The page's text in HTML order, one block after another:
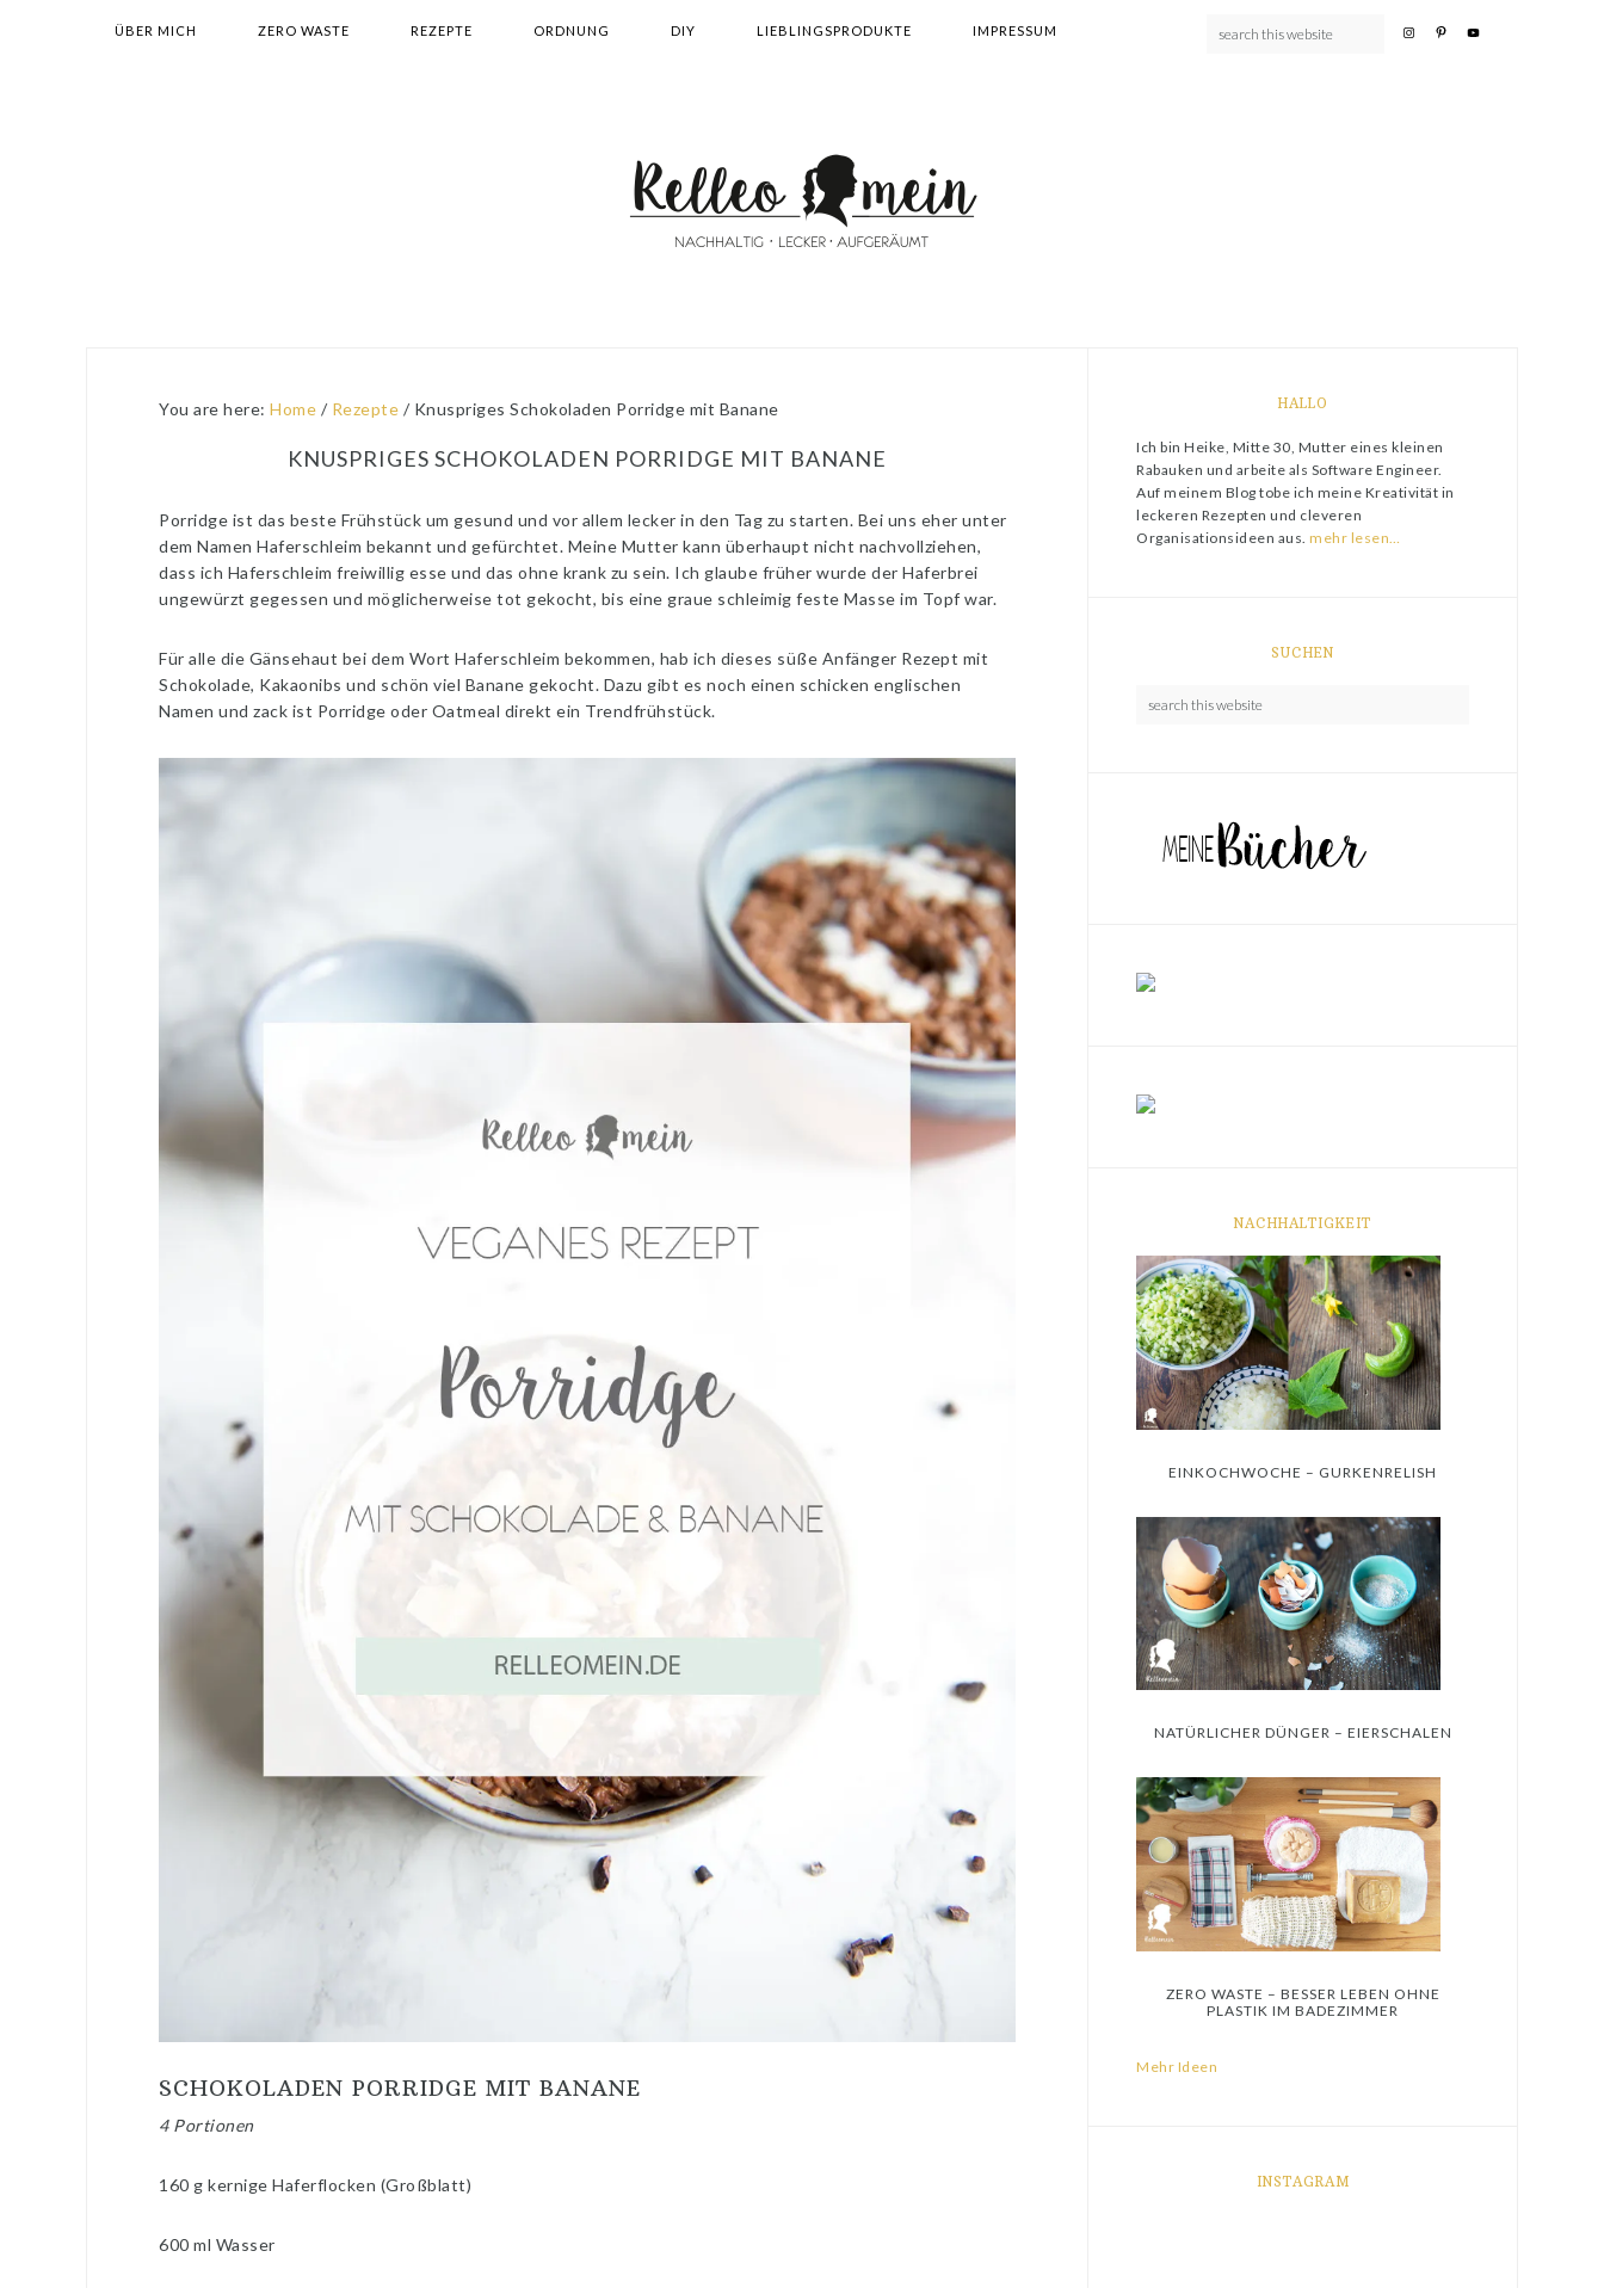
ÜBER MICH ZERO WASTE REZEPTE ORDNUNG DIY LIEBLINGSPRODUKTE IMPRESSUM
You are here: Home / Rezepte / Knuspriges Schokoladen Porridge mit Banane
KNUSPRIGES SCHOKOLADEN PORRIDGE MIT BANANE
Porridge ist das beste Frühstück um gesund und vor allem lecker in den Tag zu starten. Bei uns eher unter
dem Namen Haferschleim bekannt und gefürchtet. Meine Mutter kann überhaupt nicht nachvollziehen,
dass ich Haferschleim freiwillig esse und das ohne krank zu sein. Ich glaube früher wurde der Haferbrei
ungewürzt gegessen und möglicherweise tot gekocht, bis eine graue schleimig feste Masse im Topf war.
Für alle die Gänsehaut bei dem Wort Haferschleim bekommen, hab ich dieses süße Anfänger Rezept mit
Schokolade, Kakaonibs und schön viel Banane gekocht. Dazu gibt es noch einen schicken englischen
Namen und zack ist Porridge oder Oatmeal direkt ein Trendfrühstück.
SCHOKOLADEN PORRIDGE MIT BANANE
4 Portionen
160 g kernige Haferflocken (Großblatt)
600 ml Wasser
HALLO
Ich bin Heike, Mitte 30, Mutter eines kleinen
Rabauken und arbeite als Software Engineer.
Auf meinem Blog tobe ich meine Kreativität in
leckeren Rezepten und cleveren
Organisationsideen aus. mehr lesen…
SUCHEN
NACHHALTIGKEIT
EINKOCHWOCHE – GURKENRELISH
NATÜRLICHER DÜNGER – EIERSCHALEN
ZERO WASTE – BESSER LEBEN OHNE
PLASTIK IM BADEZIMMER
Mehr Ideen
INSTAGRAM